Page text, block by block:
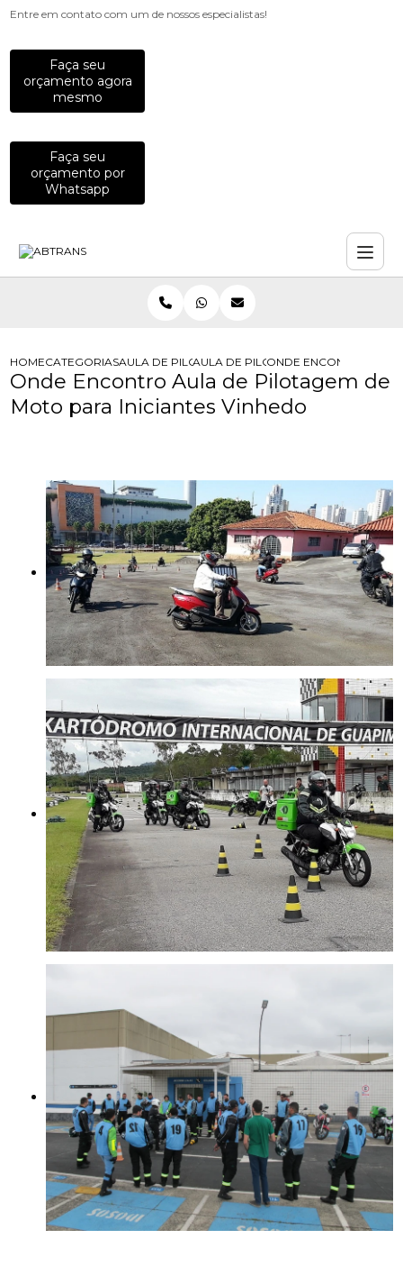
Entre em contato com um de nossos especialistas!
Faça seu
orçamento agora
mesmo
Faça seu
orçamento por
Whatsapp
HOMECATEGORIASAULA DE PILOTAGEMAULA DE PILOTAGEM PREVENTIVA
ONDE ENCONTRO
Onde Encontro Aula de Pilotagem de
Moto para Iniciantes Vinhedo